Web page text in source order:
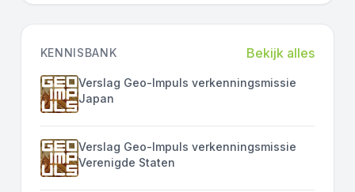
KENNISBANK Bekijk alles
Verslag Geo-Impuls verkenningsmissie
Japan
Verslag Geo-Impuls verkenningsmissie
Verenigde Staten